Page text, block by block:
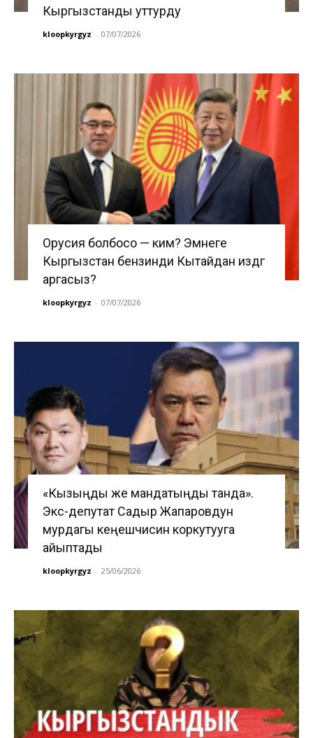
Кыргызстанды уттурду
kloopkyrgyz - 07/07/2026
Орусия болбосо — ким? Эмнеге
Кыргызстан бензинди Кытайдан издөөгө
аргасыз?
kloopkyrgyz - 07/07/2026
«Кызыңды же мандатыңды танда».
Экс-депутат Садыр Жапаровдун
мурдагы кеңешчисин коркутууга
айыптады
kloopkyrgyz - 25/06/2026